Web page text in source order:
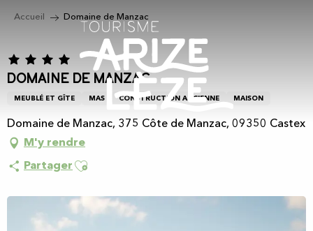
principal
Accueil Domaine de Manzac
Domaine de Manzac
MEUBLÉ ET GÎTE MAS CONSTRUCTION ANCIENNE MAISON
Domaine de Manzac, 375 Côte de Manzac, 09350 Castex
M'y rendre
Partager Ajouter aux favoris